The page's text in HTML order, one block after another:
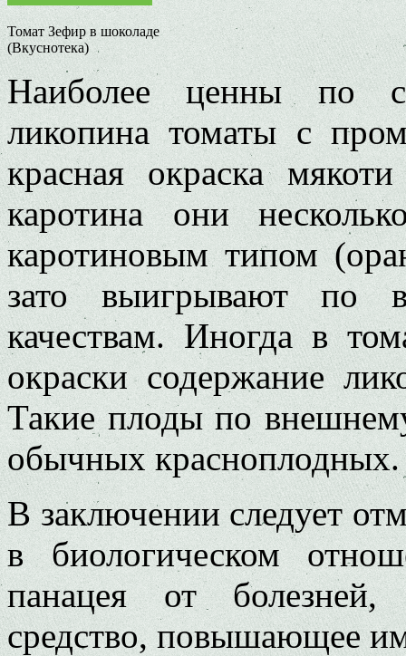
Томат Зефир в шоколаде
(Вкуснотека)
Наиболее ценны по
ликопина томаты с
красная окраска
каротина они
каротиновым типом
зато выигрывают по
качествам. Иногда в
окраски содержание
Такие плоды по
обычных красноплодных.
В заключении следует
в биологическом
панацея от болезней,
средство, повышающее